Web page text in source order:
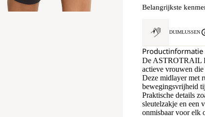
Belangrijkste
DUIMLUSSEN
Productinformatie
De ASTROTRAIL
actieve vrouwen
Deze midlayer met
bewegingsvrijheid
Praktische details
sleutelzakje en een
onmisbaar voor elk